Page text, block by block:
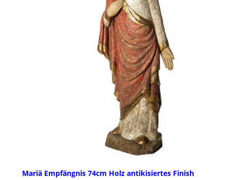
Mariä Empfängnis 74cm Holz antikisiertes Finish